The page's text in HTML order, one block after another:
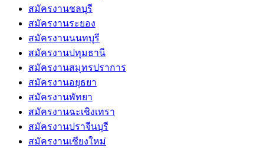
สมัครงานชลบุรี
สมัครงานระยอง
สมัครงานนนทบุรี
สมัครงานปทุมธานี
สมัครงานสมุทรปราการ
สมัครงานอยุธยา
สมัครงานพัทยา
สมัครงานฉะเชิงเทรา
สมัครงานปราจีนบุรี
สมัครงานเชียงใหม่